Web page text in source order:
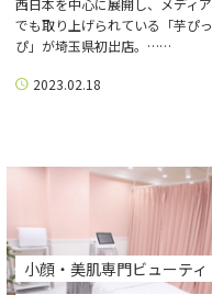
西日本を中心に展開し、メディア
でも取り上げられている「芋ぴっ
ぴ」が埼玉県初出店。……
2023.02.18
小顔・美肌専門ビューティ